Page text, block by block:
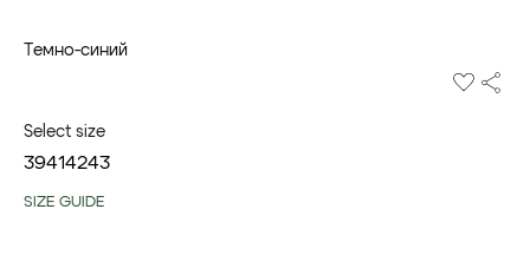
Темно-синий
Select size
39414243
SIZE GUIDE